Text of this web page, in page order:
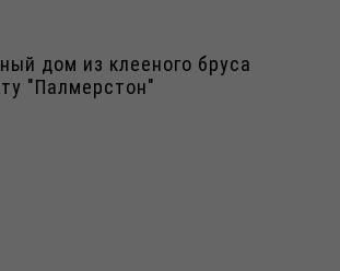
дом из клееного бруса
"Палмерстон"